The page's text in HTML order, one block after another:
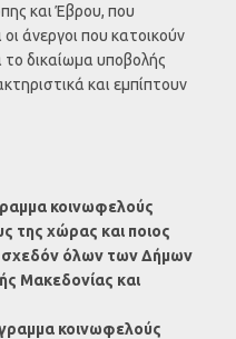
και Έβρου, που
άνεργοι που κατοικούν
το δικαίωμα υποβολής
και εμπίπτουν
κοινωφελούς
της χώρας και ποιος
σχεδόν όλων των Δήμων
Μακεδονίας και
κοινωφελούς